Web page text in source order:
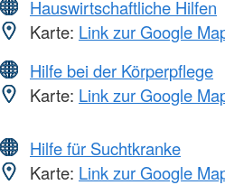
Hauswirtschaftliche Hilfen
Karte: Link zur Google
Hilfe bei der Körperpflege
Karte: Link zur Google
Hilfe für Suchtkranke
Karte: Link zur Google